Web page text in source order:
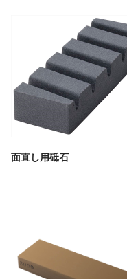
面直し用砥石